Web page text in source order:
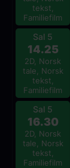
tekst,
Familiefilm
Sal 5
14.25
2D, Norsk
tale, Norsk
tekst,
Familiefilm
Sal 5
16.30
2D, Norsk
tale, Norsk
tekst,
Familiefilm